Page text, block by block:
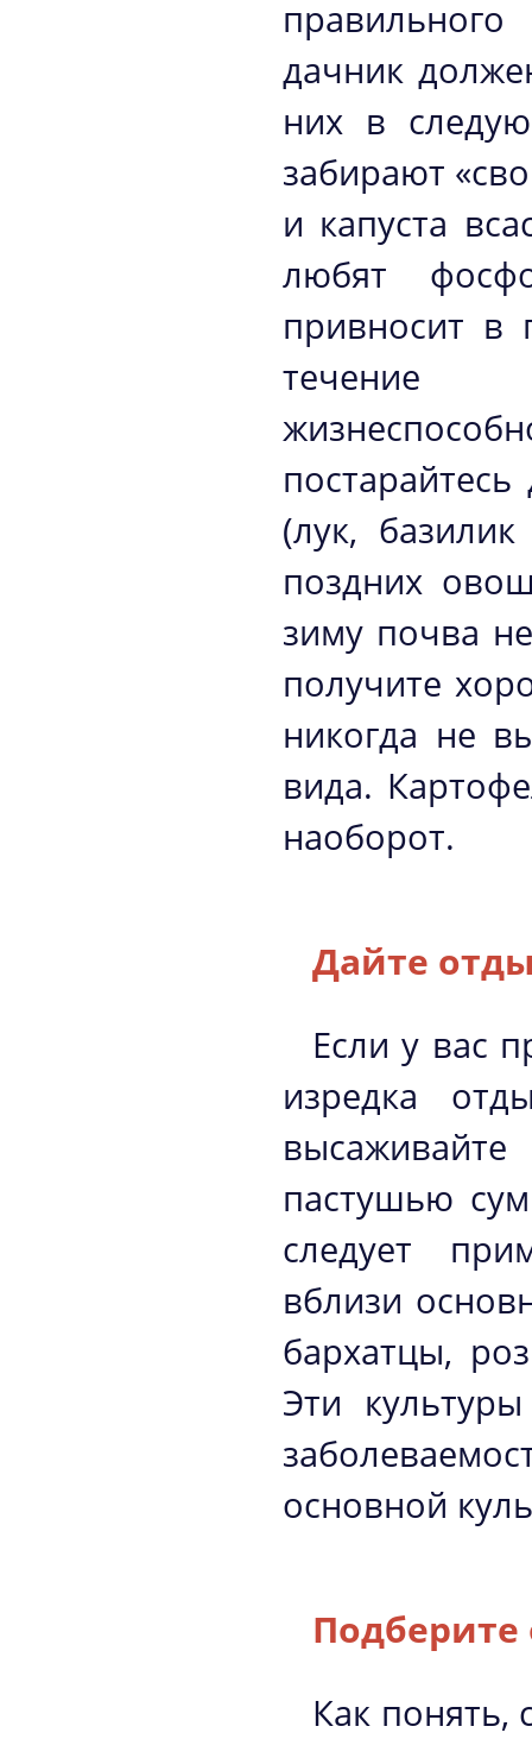
дачник
них в
забирают
и капуста
любят
привносит в
течение
(лук,
поздних
зиму почва
получите
никогда не
вида.
наоборот.
Дайте
Если у вас
изредка
пастушью
следует
вблизи
бархатцы,
Эти
основной
Подберите
Как понять,